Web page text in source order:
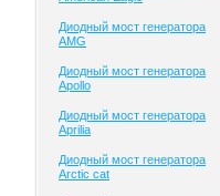
Диодный мост генератора
AMG
Диодный мост генератора
Apollo
Диодный мост генератора
Aprilia
Диодный мост генератора
Arctic cat